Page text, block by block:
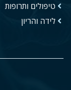
טיפולים ותרופות
לידה והריון